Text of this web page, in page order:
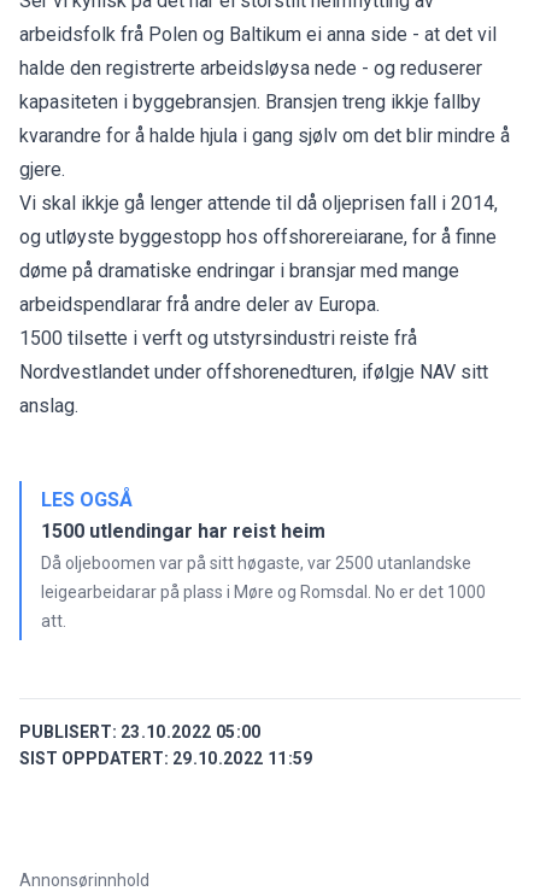
arbeidsfolk frå Polen og Baltikum ei anna side - at det vil
halde den registrerte arbeidsløysa nede - og reduserer
kapasiteten i byggebransjen. Bransjen treng ikkje fallby
kvarandre for å halde hjula i gang sjølv om det blir mindre å
gjere.
Vi skal ikkje gå lenger attende til då oljeprisen fall i 2014,
og utløyste byggestopp hos offshorereiarane, for å finne
døme på dramatiske endringar i bransjar med mange
arbeidspendlarar frå andre deler av Europa.
1500 tilsette i verft og utstyrsindustri reiste frå
Nordvestlandet under offshorenedturen, ifølgje NAV sitt
anslag.
LES OGSÅ
1500 utlendingar har reist heim
Då oljeboomen var på sitt høgaste, var 2500 utanlandske
leigearbeidarar på plass i Møre og Romsdal. No er det 1000
att.
PUBLISERT: 23.10.2022 05:00
SIST OPPDATERT: 29.10.2022 11:59
Annonsørinnhold